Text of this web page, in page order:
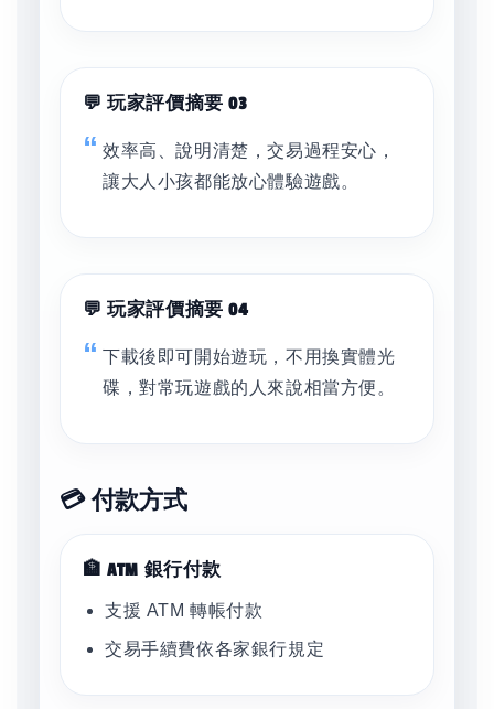
💬 玩家評價摘要 03
效率高、說明清楚，交易過程安心，
讓大人小孩都能放心體驗遊戲。
💬 玩家評價摘要 04
下載後即可開始遊玩，不用換實體光
碟，對常玩遊戲的人來說相當方便。
💳 付款方式
🏦 ATM 銀行付款
支援 ATM 轉帳付款
交易手續費依各家銀行規定